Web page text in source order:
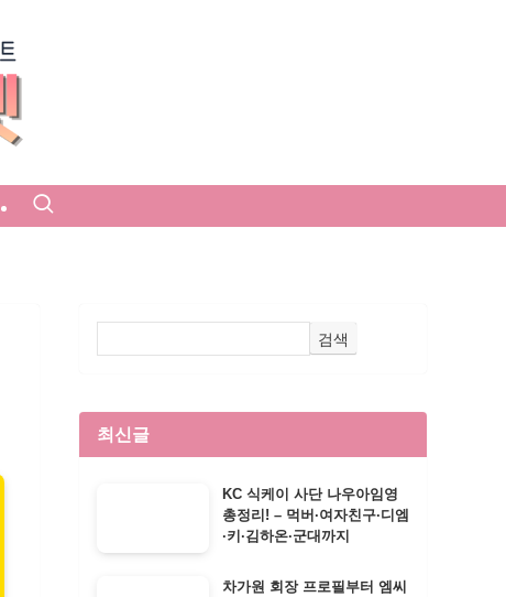
검색
최신글
KC 식케이 사단 나우아임영
총정리! – 먹버·여자친구·디엠
·키·김하온·군대까지
차가원 회장 프로필부터 엠씨